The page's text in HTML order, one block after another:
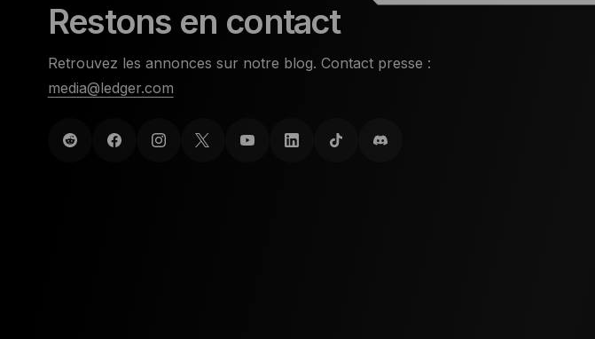
Restons en contact
Retrouvez les annonces sur notre blog. Contact presse :
media@ledger.com